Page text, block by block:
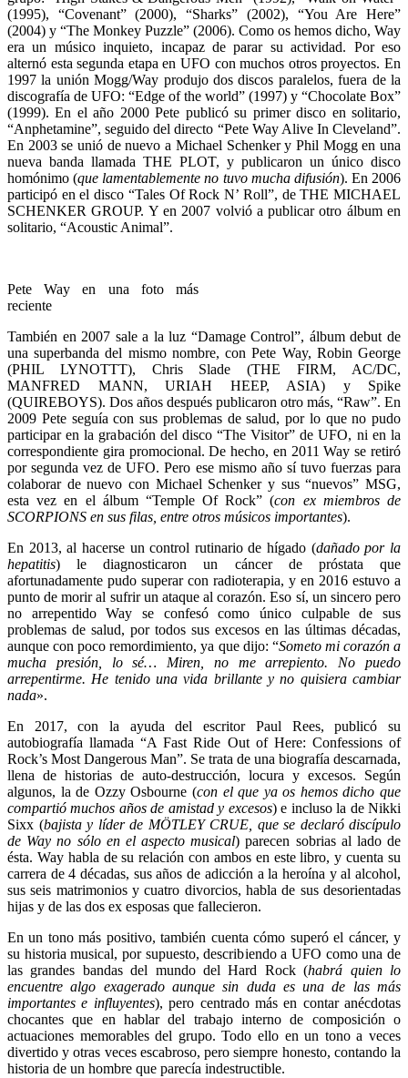
(1995), “Covenant” (2000), “Sharks” (2002), “You Are Here”
(2004) y “The Monkey Puzzle” (2006). Como os hemos dicho, Way
era un músico inquieto, incapaz de parar su actividad. Por eso
alternó esta segunda etapa en UFO con muchos otros proyectos. En
1997 la unión Mogg/Way produjo dos discos paralelos, fuera de la
discografía de UFO: “Edge of the world” (1997) y “Chocolate Box”
(1999). En el año 2000 Pete publicó su primer disco en solitario,
“Anphetamine”, seguido del directo “Pete Way Alive In Cleveland”.
En 2003 se unió de nuevo a Michael Schenker y Phil Mogg en una
nueva banda llamada THE PLOT, y publicaron un único disco
homónimo (que lamentablemente no tuvo mucha difusión). En 2006
participó en el disco “Tales Of Rock N’ Roll”, de THE MICHAEL
SCHENKER GROUP. Y en 2007 volvió a publicar otro álbum en
solitario, “Acoustic Animal”.
Pete Way en una foto más
reciente
También en 2007 sale a la luz “Damage Control”, álbum debut de
una superbanda del mismo nombre, con Pete Way, Robin George
(PHIL LYNOTTT), Chris Slade (THE FIRM, AC/DC,
MANFRED MANN, URIAH HEEP, ASIA) y Spike
(QUIREBOYS). Dos años después publicaron otro más, “Raw”. En
2009 Pete seguía con sus problemas de salud, por lo que no pudo
participar en la grabación del disco “The Visitor” de UFO, ni en la
correspondiente gira promocional. De hecho, en 2011 Way se retiró
por segunda vez de UFO. Pero ese mismo año sí tuvo fuerzas para
colaborar de nuevo con Michael Schenker y sus “nuevos” MSG,
esta vez en el álbum “Temple Of Rock” (con ex miembros de
SCORPIONS en sus filas, entre otros músicos importantes).
En 2013, al hacerse un control rutinario de hígado (dañado por la
hepatitis) le diagnosticaron un cáncer de próstata que
afortunadamente pudo superar con radioterapia, y en 2016 estuvo a
punto de morir al sufrir un ataque al corazón. Eso sí, un sincero pero
no arrepentido Way se confesó como único culpable de sus
problemas de salud, por todos sus excesos en las últimas décadas,
aunque con poco remordimiento, ya que dijo: “Someto mi corazón a
mucha presión, lo sé… Miren, no me arrepiento. No puedo
arrepentirme. He tenido una vida brillante y no quisiera cambiar
nada».
En 2017, con la ayuda del escritor Paul Rees, publicó su
autobiografía llamada “A Fast Ride Out of Here: Confessions of
Rock’s Most Dangerous Man”. Se trata de una biografía descarnada,
llena de historias de auto-destrucción, locura y excesos. Según
algunos, la de Ozzy Osbourne (con el que ya os hemos dicho que
compartió muchos años de amistad y excesos) e incluso la de Nikki
Sixx (bajista y líder de MÖTLEY CRUE, que se declaró discípulo
de Way no sólo en el aspecto musical) parecen sobrias al lado de
ésta. Way habla de su relación con ambos en este libro, y cuenta su
carrera de 4 décadas, sus años de adicción a la heroína y al alcohol,
sus seis matrimonios y cuatro divorcios, habla de sus desorientadas
hijas y de las dos ex esposas que fallecieron.
En un tono más positivo, también cuenta cómo superó el cáncer, y
su historia musical, por supuesto, describiendo a UFO como una de
las grandes bandas del mundo del Hard Rock (habrá quien lo
encuentre algo exagerado aunque sin duda es una de las más
importantes e influyentes), pero centrado más en contar anécdotas
chocantes que en hablar del trabajo interno de composición o
actuaciones memorables del grupo. Todo ello en un tono a veces
divertido y otras veces escabroso, pero siempre honesto, contando la
historia de un hombre que parecía indestructible.